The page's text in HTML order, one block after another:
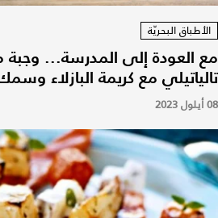
الأطباق البحريّة
مع العودة إلى المدرسة... وجبة
تالياتيلي مع كريمة البازلاء
08 أيلول 2023